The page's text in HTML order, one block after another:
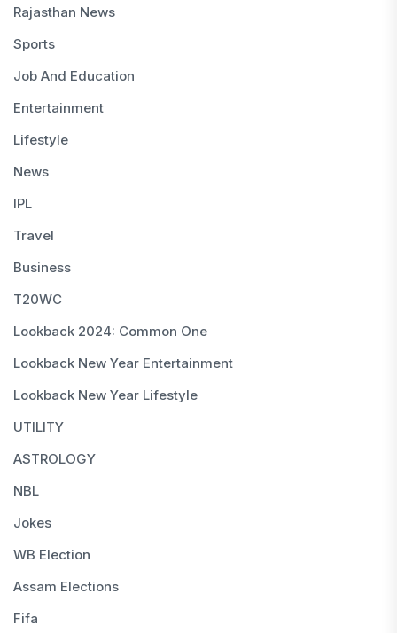
Rajasthan News
Sports
Job And Education
Entertainment
Lifestyle
News
IPL
Travel
Business
T20WC
Lookback 2024: Common One
Lookback New Year Entertainment
Lookback New Year Lifestyle
UTILITY
ASTROLOGY
NBL
Jokes
WB Election
Assam Elections
Fifa